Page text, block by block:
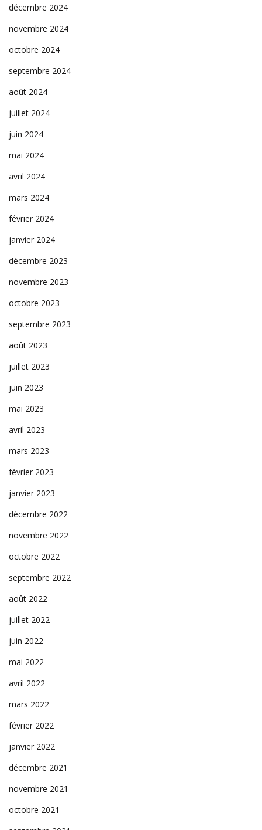
décembre 2024
novembre 2024
octobre 2024
septembre 2024
août 2024
juillet 2024
juin 2024
mai 2024
avril 2024
mars 2024
février 2024
janvier 2024
décembre 2023
novembre 2023
octobre 2023
septembre 2023
août 2023
juillet 2023
juin 2023
mai 2023
avril 2023
mars 2023
février 2023
janvier 2023
décembre 2022
novembre 2022
octobre 2022
septembre 2022
août 2022
juillet 2022
juin 2022
mai 2022
avril 2022
mars 2022
février 2022
janvier 2022
décembre 2021
novembre 2021
octobre 2021